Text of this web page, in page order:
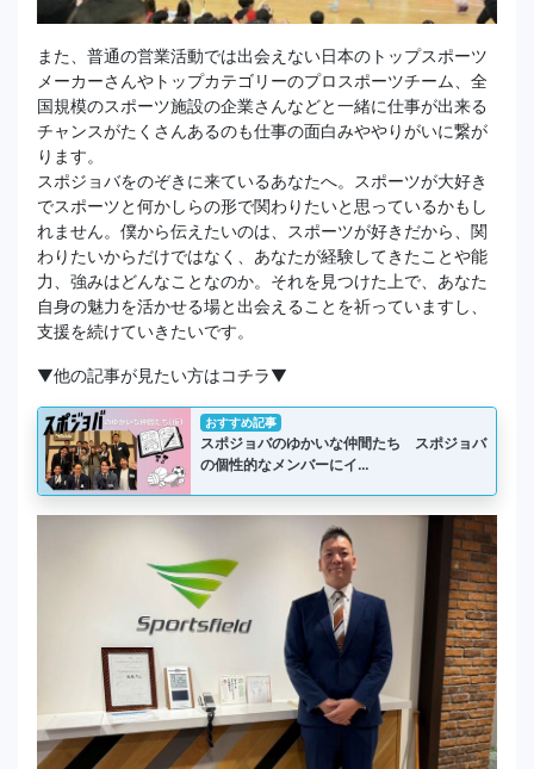
また、普通の営業活動では出会えない日本のトップスポーツ
メーカーさんやトップカテゴリーのプロスポーツチーム、全
国規模のスポーツ施設の企業さんなどと一緒に仕事が出来る
チャンスがたくさんあるのも仕事の面白みややりがいに繋が
ります。
スポジョバをのぞきに来ているあなたへ。スポーツが大好き
でスポーツと何かしらの形で関わりたいと思っているかもし
れません。僕から伝えたいのは、スポーツが好きだから、関
わりたいからだけではなく、あなたが経験してきたことや能
力、強みはどんなことなのか。それを見つけた上で、あなた
自身の魅力を活かせる場と出会えることを祈っていますし、
支援を続けていきたいです。
▼他の記事が見たい方はコチラ▼
おすすめ記事
スポジョバのゆかいな仲間たち スポジョバ
の個性的なメンバーにイ…